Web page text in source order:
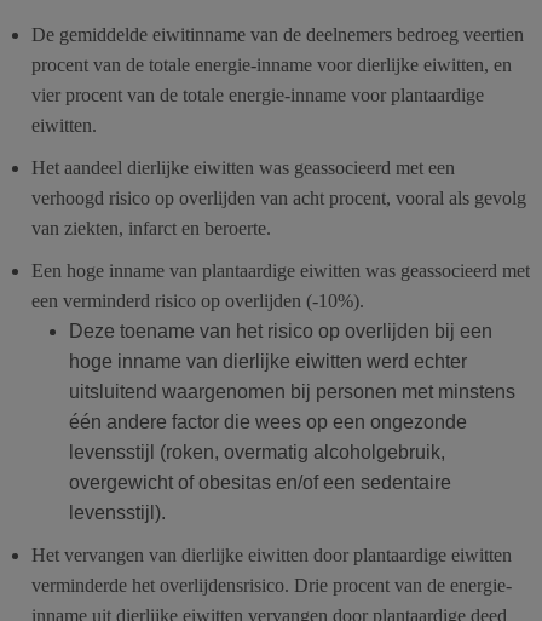
De gemiddelde eiwitinname van de deelnemers bedroeg veertien
procent van de totale energie-inname voor dierlijke eiwitten, en
vier procent van de totale energie-inname voor plantaardige
eiwitten.
Het aandeel dierlijke eiwitten was geassocieerd met een
verhoogd risico op overlijden van acht procent, vooral als gevolg
van ziekten, infarct en beroerte.
Een hoge inname van plantaardige eiwitten was geassocieerd met
een verminderd risico op overlijden (-10%).
Deze toename van het risico op overlijden bij een
hoge inname van dierlijke eiwitten werd echter
uitsluitend waargenomen bij personen met minstens
één andere factor die wees op een ongezonde
levensstijl (roken, overmatig alcoholgebruik,
overgewicht of obesitas en/of een sedentaire
levensstijl).
Het vervangen van dierlijke eiwitten door plantaardige eiwitten
verminderde het overlijdensrisico. Drie procent van de energie-
inname uit dierlijke eiwitten vervangen door plantaardige deed